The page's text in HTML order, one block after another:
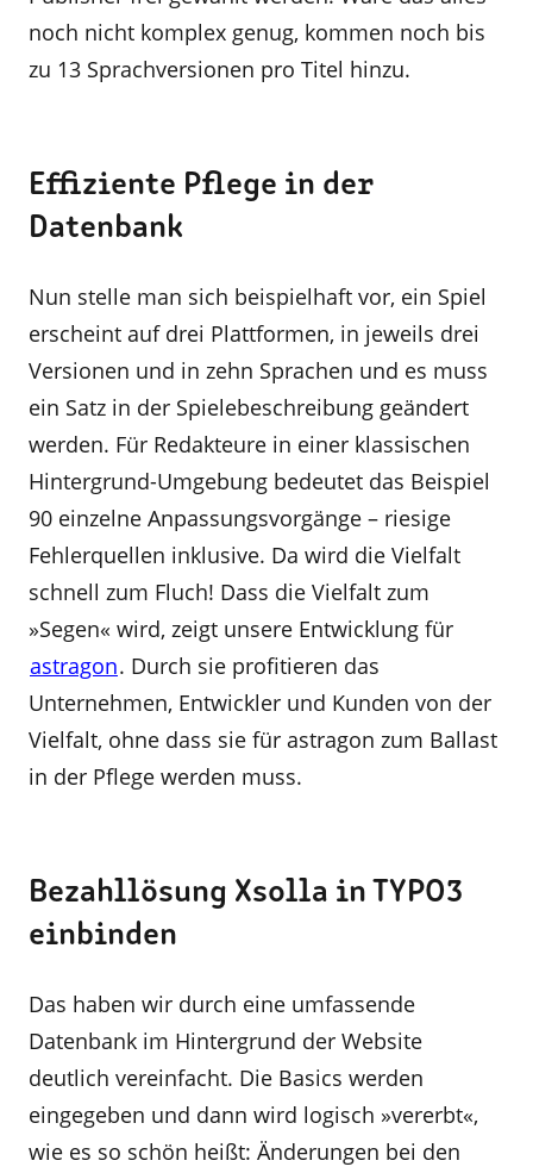
noch nicht komplex genug, kommen noch bis
zu 13 Sprachversionen pro Titel hinzu.
Effiziente Pflege in der
Datenbank
Nun stelle man sich beispielhaft vor, ein Spiel
erscheint auf drei Plattformen, in jeweils drei
Versionen und in zehn Sprachen und es muss
ein Satz in der Spielebeschreibung geändert
werden. Für Redakteure in einer klassischen
Hintergrund-Umgebung bedeutet das Beispiel
90 einzelne Anpassungsvorgänge – riesige
Fehlerquellen inklusive. Da wird die Vielfalt
schnell zum Fluch! Dass die Vielfalt zum
»Segen« wird, zeigt unsere Entwicklung für
astragon. Durch sie profitieren das
Unternehmen, Entwickler und Kunden von der
Vielfalt, ohne dass sie für astragon zum Ballast
in der Pflege werden muss.
Bezahllösung Xsolla in TYPO3
einbinden
Das haben wir durch eine umfassende
Datenbank im Hintergrund der Website
deutlich vereinfacht. Die Basics werden
eingegeben und dann wird logisch »vererbt«,
wie es so schön heißt: Änderungen bei den